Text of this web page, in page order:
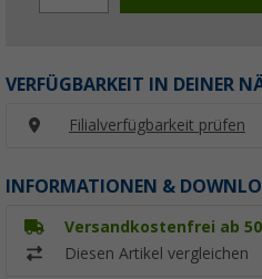
VERFÜGBARKEIT IN DEINER
Filialverfügbarkeit prüfen
INFORMATIONEN &
Versandkostenfrei ab
Diesen Artikel vergleichen